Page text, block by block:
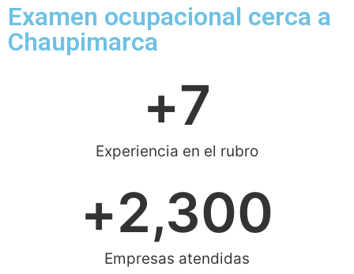
Examen ocupacional cerca a
Chaupimarca
Experiencia en el rubro
+7
Empresas atendidas
+2,300